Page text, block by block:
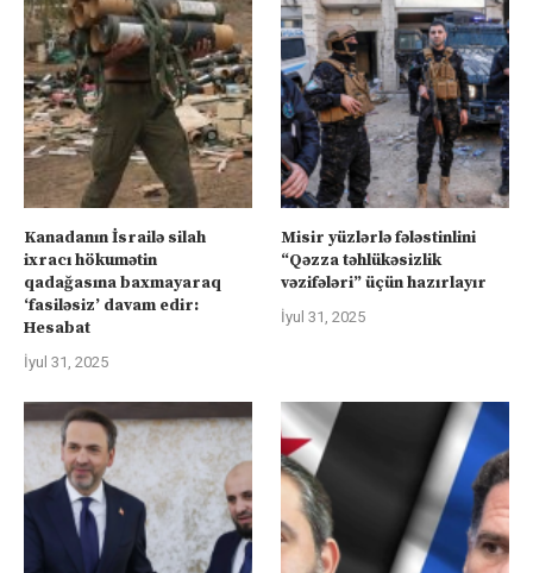
Kanadanın İsrailə silah
ixracı hökumətin
qadağasına baxmayaraq
‘fasiləsiz’ davam edir:
Hesabat
İyul 31, 2025
Misir yüzlərlə fələstinlini
“Qəzza təhlükəsizlik
vəzifələri” üçün hazırlayır
İyul 31, 2025